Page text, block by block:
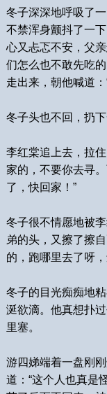
冬子深深地呼吸了
不禁浑身颤抖了一
心又忐忑不安，父
们怎么也不敢先吃
走出来，朝他喊道
冬子头也不回，扔
李红棠追上去，拉
家的，不要你去寻
了，快回家！”
冬子很不情愿地被
弟的头，又擦了擦
的，跑哪里去了呀
冬子的目光痴痴地
涎欲滴。他真想扑
里塞。
游四娣端着一盘刚
道：“这个人也真是